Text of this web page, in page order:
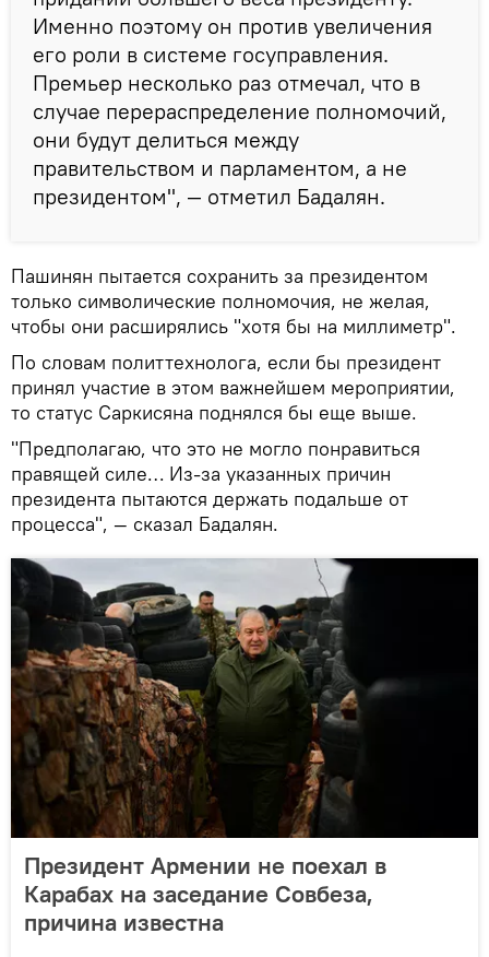
Именно поэтому он против увеличения
его роли в системе госуправления.
Премьер несколько раз отмечал, что в
случае перераспределение полномочий,
они будут делиться между
правительством и парламентом, а не
президентом", — отметил Бадалян.
Пашинян пытается сохранить за президентом
только символические полномочия, не желая,
чтобы они расширялись "хотя бы на миллиметр".
По словам политтехнолога, если бы президент
принял участие в этом важнейшем мероприятии,
то статус Саркисяна поднялся бы еще выше.
"Предполагаю, что это не могло понравиться
правящей силе… Из-за указанных причин
президента пытаются держать подальше от
процесса", — сказал Бадалян.
Президент Армении не поехал в
Карабах на заседание Совбеза,
причина известна